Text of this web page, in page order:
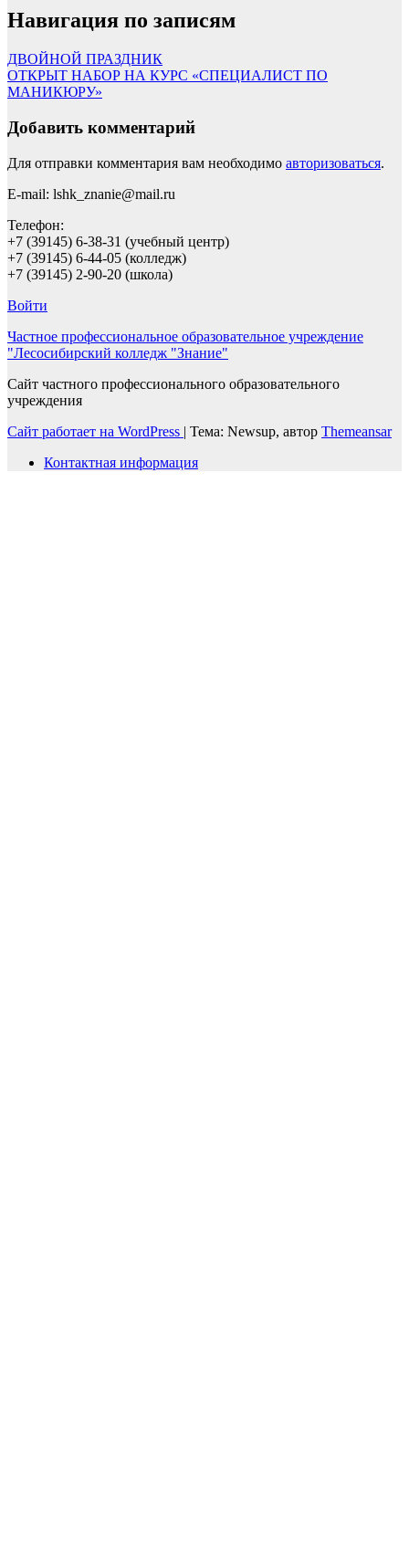
Навигация по записям
ДВОЙНОЙ ПРАЗДНИК
ОТКРЫТ НАБОР НА КУРС «СПЕЦИАЛИСТ ПО
МАНИКЮРУ»
Добавить комментарий
Для отправки комментария вам необходимо авторизоваться.
E-mail: lshk_znanie@mail.ru
Телефон:
+7 (39145) 6-38-31 (учебный центр)
+7 (39145) 6-44-05 (колледж)
+7 (39145) 2-90-20 (школа)
Войти
Частное профессиональное образовательное учреждение
"Лесосибирский колледж "Знание"
Сайт частного профессионального образовательного
учреждения
Сайт работает на WordPress | Тема: Newsup, автор Themeansar
Контактная информация